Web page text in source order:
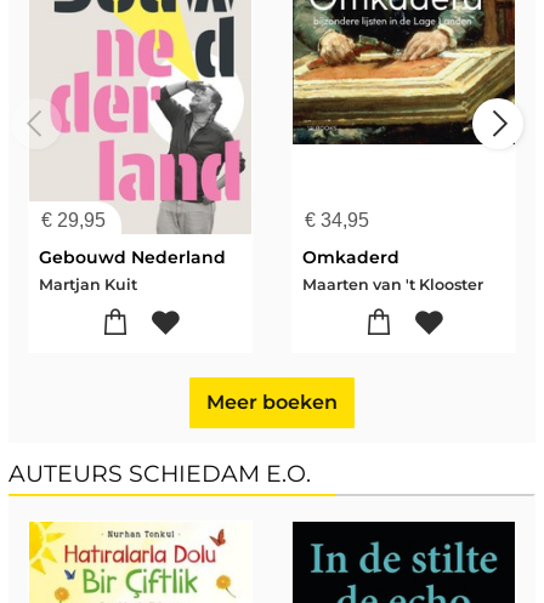
€ 29,95
Gebouwd Nederland
Martjan Kuit
€ 34,95
Omkaderd
Maarten van 't Klooster
Meer boeken
AUTEURS SCHIEDAM E.O.